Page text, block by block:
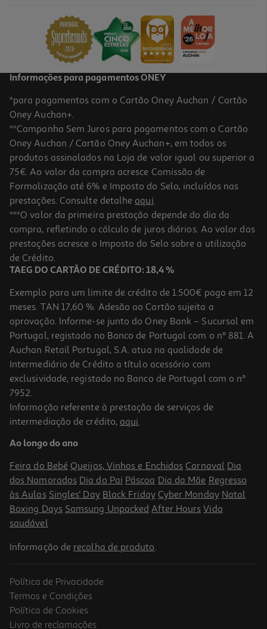
12,99 €
5.0
Party Games Nomes Coisas Cidades Clementoni
16.99 €/un
16,99 €
Jogo De Tabuleiro Mebo Games Tacogato Impermeável
15.99 €/un
15,99 €
Informações para pagamentos ONEY
*para pagamentos com o Cartão Oney Auchan / Cartão
Oney Auchan+.
**Campanha Sem Juros para pagamentos com o Cartão
Oney Auchan / Cartão Oney Auchan+, em todos os
produtos assinalados na Loja de valor igual ou superior a
75€. Ao valor da compra acresce Comissão de
Formalização até 6% e Imposto do Selo, incluídos nas
prestações. Consulte detalhe aqui.
***O valor da primeira prestação depende do dia da
compra, refletindo o cálculo de juros diários. Ao valor das
prestações acresce o Imposto do Selo sobre a utilização
de Crédito.
TAEG DO CARTÃO DE CRÉDITO: 18,4 %
Exemplo para um limite de crédito de 1.500€ pago em 12
meses. TAN 17,60 %. Adesão ao Cartão sujeita a
aprovação. Informe-se junto do Oney Bank – Sucursal em
Portugal, registado no Banco de Portugal com o nº 881. A
Auchan Retail Portugal, S.A. atua na qualidade de
Intermediário de Crédito a título acessório com
exclusividade, registado no Banco de Portugal com o nº
7952.
Informação referente à prestação de serviços de
intermediação de crédito, aqui.
Ao longo do ano
Feira do Bebé Queijos, Vinhos e Enchidos Carnaval Dia
dos Namorados Dia do Pai Páscoa Dia da Mãe Regresso
às Aulas Singles' Day Black Friday Cyber Monday Natal
Boxing Days Samsung Unpacked After Hours Vida
saudável
Informação de recolha de produto.
Política de Privacidade
Termos e Condições
Política de Cookies
Livro de reclamações